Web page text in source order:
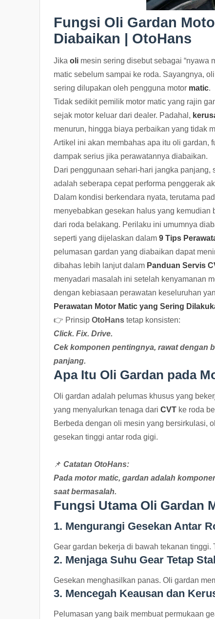
Fungsi Oli Gardan
Diabaikan | OtoHans
Jika oli mesin sering disebut sebagai “nyawa
matic sebelum sampai ke roda. Sayangnya,
sering dilupakan oleh pengguna motor matic.
Tidak sedikit pemilik motor matic yang rajin
sejak motor keluar dari dealer. Padahal,
menurun, hingga biaya perbaikan yang tidak
Artikel ini akan membahas apa itu oli gardan,
dampak serius jika perawatannya diabaikan.
Dari penggunaan sehari-hari jangka
adalah seberapa cepat performa penggerak
Dalam kondisi berkendara nyata, terutama
menyebabkan gesekan halus yang
dari roda belakang. Perilaku ini umumnya
seperti yang dijelaskan dalam 9 Tips
pelumasan gardan yang diabaikan dapat
dibahas lebih lanjut dalam Panduan Servis
menyadari masalah ini setelah kenyamanan
dengan kebiasaan perawatan keseluruhan
Perawatan Motor Matic yang Sering
👉 Prinsip OtoHans tetap konsisten:
Click. Fix. Drive.
Cek komponen pentingnya, rawat dengan
panjang.
Apa Itu Oli Gardan pada
Oli gardan adalah pelumas khusus yang
yang menyalurkan tenaga dari CVT ke roda
Berbeda dengan oli mesin yang bersirkulasi,
gesekan tinggi antar roda gigi.
📌 Catatan OtoHans:
Pada motor matic, gardan adalah
saat bermasalah.
Fungsi Utama Oli Gardan
1. Mengurangi Gesekan Antar
Gear gardan bekerja di bawah tekanan
2. Menjaga Suhu Gear Tetap
Gesekan menghasilkan panas. Oli gardan
3. Mencegah Keausan dan
Pelumasan yang baik membuat permukaan